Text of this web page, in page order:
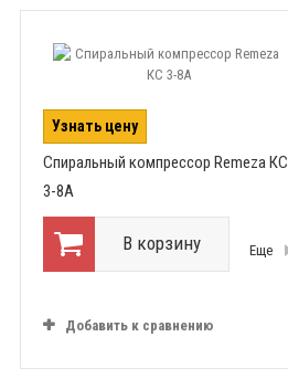
Узнать цену
Спиральный компрессор Remeza КС
3-8А
В корзину Еще
Добавить к сравнению